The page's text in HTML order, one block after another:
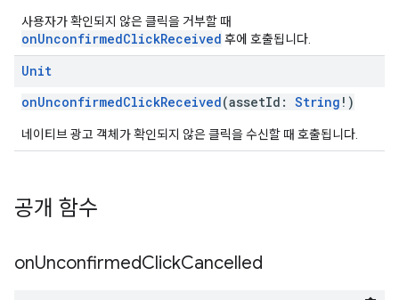
사용자가 확인되지 않은 클릭을 거부할 때
onUnconfirmedClickReceived 후에 호출됩니다.
Unit
onUnconfirmedClickReceived(assetId: String !)
네이티브 광고 객체가 확인되지 않은 클릭을 수신할 때 호출됩니다.
공개 함수
onUnconfirmedClickCancelled